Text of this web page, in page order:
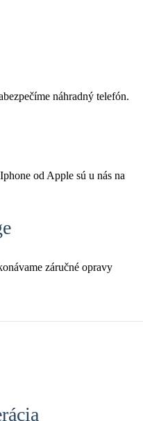
náhradný telefón.
od Apple sú u nás na
záručné opravy